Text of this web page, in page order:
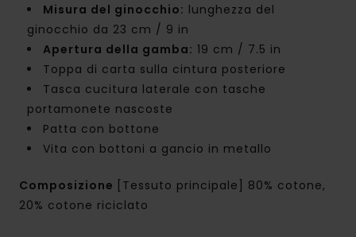
Misura del ginocchio: lunghezza del
ginocchio da 23 cm / 9 in
Apertura della gamba: 19 cm / 7.5 in
Toppa di carta sulla cintura posteriore
Tasca cucitura laterale con tasche
portamonete nascoste
Patta con bottone
Vita con bottoni a gancio in metallo
Composizione [Tessuto principale] 80% cotone,
20% cotone riciclato